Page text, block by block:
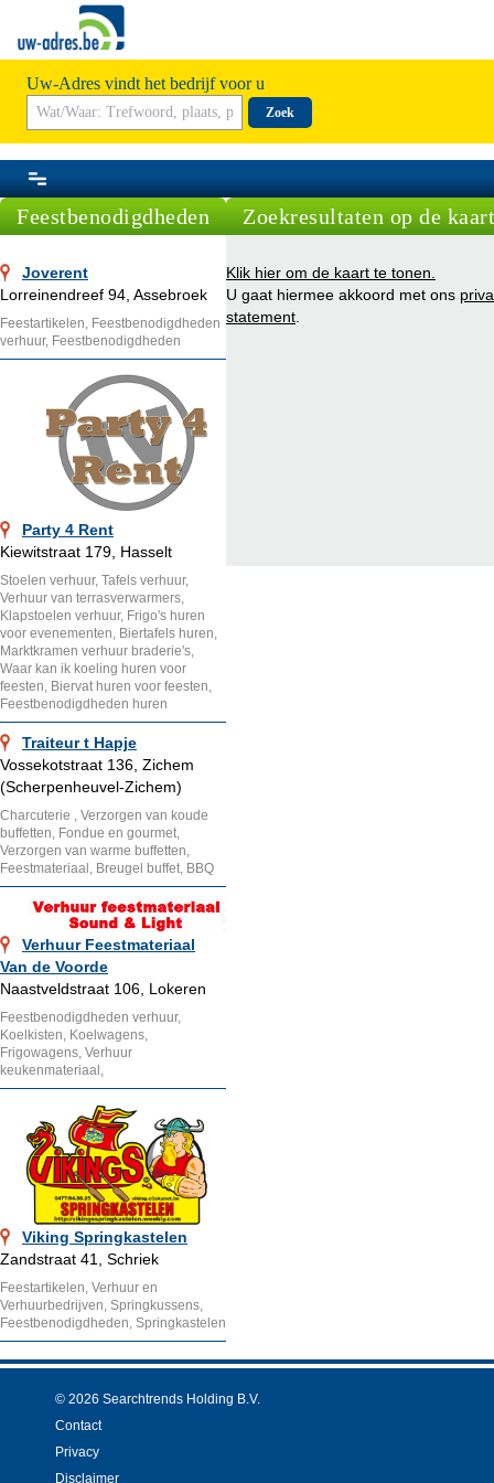
Uw-Adres vindt het bedrijf voor u
Zoek
Feestbenodigdheden
Joverent
Lorreinendreef 94, Assebroek
Feestartikelen, Feestbenodigdheden
verhuur, Feestbenodigdheden
Party 4 Rent
Kiewitstraat 179, Hasselt
Stoelen verhuur, Tafels verhuur,
Verhuur van terrasverwarmers,
Klapstoelen verhuur, Frigo's huren
voor evenementen, Biertafels huren,
Marktkramen verhuur braderie's,
Waar kan ik koeling huren voor
feesten, Biervat huren voor feesten,
Feestbenodigdheden huren
Traiteur t Hapje
Vossekotstraat 136, Zichem
(Scherpenheuvel-Zichem)
Charcuterie , Verzorgen van koude
buffetten, Fondue en gourmet,
Verzorgen van warme buffetten,
Feestmateriaal, Breugel buffet, BBQ
Verhuur Feestmateriaal
Van de Voorde
Naastveldstraat 106, Lokeren
Feestbenodigdheden verhuur,
Koelkisten, Koelwagens,
Frigowagens, Verhuur
keukenmateriaal,
Viking Springkastelen
Zandstraat 41, Schriek
Feestartikelen, Verhuur en
Verhuurbedrijven, Springkussens,
Feestbenodigdheden, Springkastelen
Zoekresultaten op de kaart
Klik hier om de kaart te tonen.
U gaat hiermee akkoord met ons
statement
© 2026 Searchtrends Holding B.V.
Contact
Privacy
Disclaimer